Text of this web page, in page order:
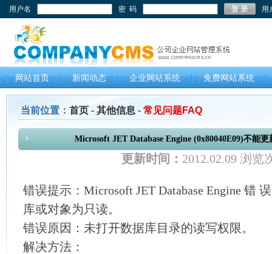
用户名 密 码 用
网站首页 新闻动态 企业网站系统 免费网站系统
当前位置： 首页 - 其他信息 - 常见问题FAQ
Microsoft JET Database Engine (0x80040E09)不能
更新时间： 2012.02.09 浏览
错误提示：Microsoft JET Database Engine 错
库或对象为只读。
错误原因：未打开数据库目录的读写权限。
解决方法：